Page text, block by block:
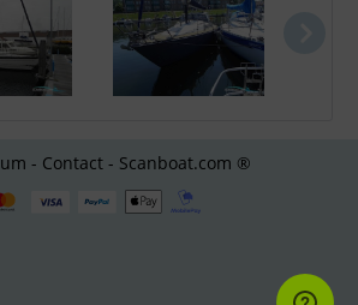
- Contact - Scanboat.com ®